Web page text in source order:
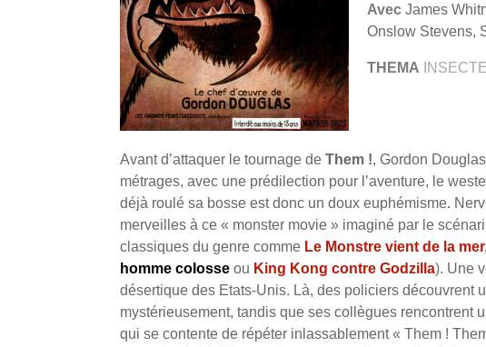
Avec James
Onslow Stevens,
THEMA
Avant d’attaquer le tournage de Them !, Gordon
métrages, avec une prédilection pour l’aventure, le
déjà roulé sa bosse est donc un doux euphémisme.
merveilles à ce « monster movie » imaginé par le
classiques du genre comme Le Monstre vient de la mer
homme colosse ou King Kong contre Godzilla). Une
désertique des Etats-Unis. Là, des policiers découvrent
mystérieusement, tandis que ses collègues rencontrent
qui se contente de répéter inlassablement « Them !